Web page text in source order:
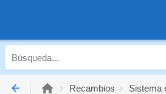
Recambios Sistema